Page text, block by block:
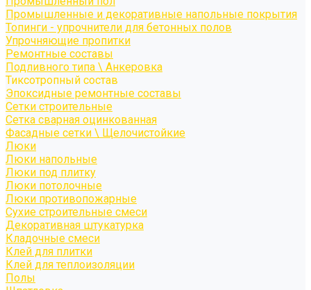
Промышленные и декоративные напольные покрытия
Топинги - упрочнители для бетонных полов
Упрочняющие пропитки
Ремонтные составы
Подливного типа \ Анкеровка
Тиксотропный состав
Эпоксидные ремонтные составы
Сетки строительные
Сетка сварная оцинкованная
Фасадные сетки \ Щелочистойкие
Люки
Люки напольные
Люки под плитку
Люки потолочные
Люки противопожарные
Сухие строительные смеси
Декоративная штукатурка
Кладочные смеси
Клей для плитки
Клей для теплоизоляции
Полы